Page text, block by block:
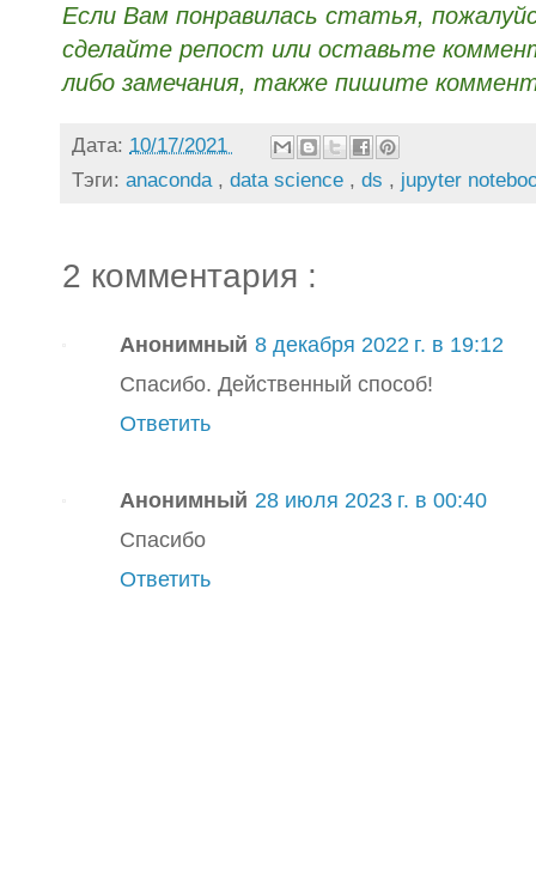
Если Вам понравилась статья,
сделайте репост или оставьте
либо замечания, также пишите
Дата: 10/17/2021
Тэги: anaconda , data science , ds , jupyter
2 комментария :
Анонимный 8 декабря 2022 г. в 19:12
Спасибо. Действенный способ!
Ответить
Анонимный 28 июля 2023 г. в 00:40
Спасибо
Ответить